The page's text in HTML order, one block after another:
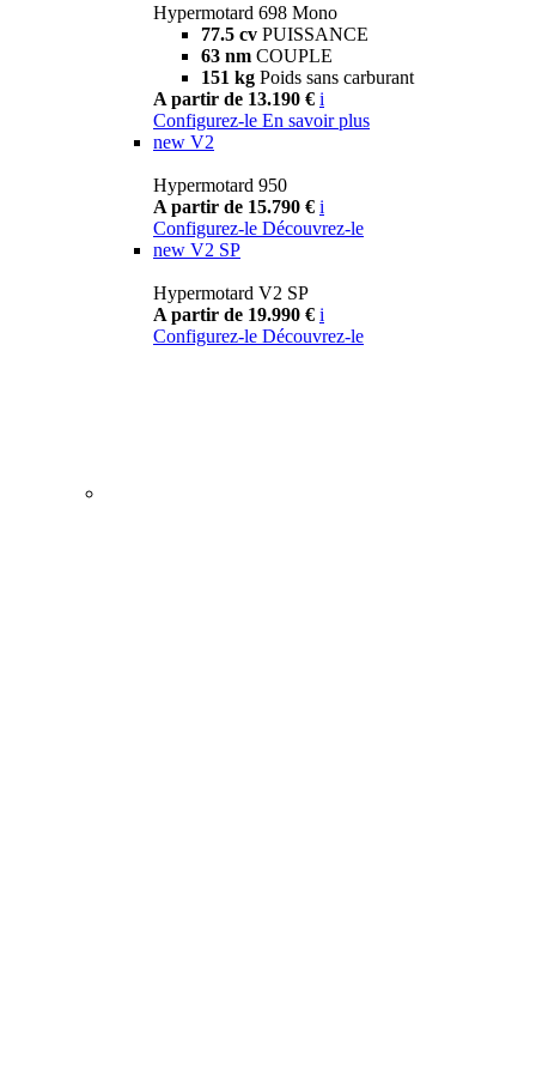
Hypermotard 698 Mono
77.5 cv PUISSANCE
63 nm COUPLE
151 kg Poids sans carburant
A partir de 13.190 € i
Configurez-le En savoir plus
new V2
Hypermotard 950
A partir de 15.790 € i
Configurez-le Découvrez-le
new V2 SP
Hypermotard V2 SP
A partir de 19.990 € i
Configurez-le Découvrez-le